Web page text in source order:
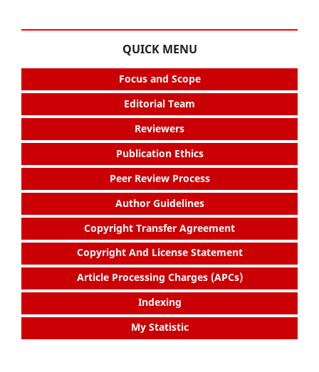
QUICK MENU
Focus and Scope
Editorial Team
Reviewers
Publication Ethics
Peer Review Process
Author Guidelines
Copyright Transfer Agreement
Copyright And License Statement
Article Processing Charges (APCs)
Indexing
My Statistic